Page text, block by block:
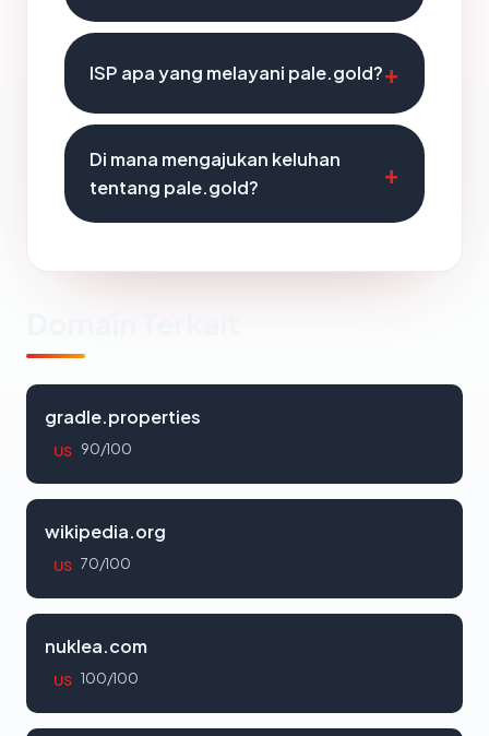
ISP apa yang melayani pale.gold?
Di mana mengajukan keluhan
tentang pale.gold?
gradle.properties
US 90/100
wikipedia.org
US 70/100
nuklea.com
US 100/100